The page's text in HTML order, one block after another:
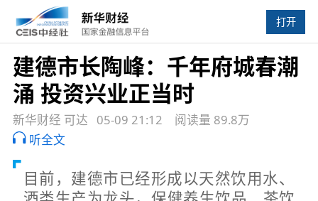
打开
建德市长陶峰：千年府城春潮
涌 投资兴业正当时
新华财经 可达 05-09 21:12
阅读量 89.8万
听全文
目前，建德市已经形成以天然饮用水、